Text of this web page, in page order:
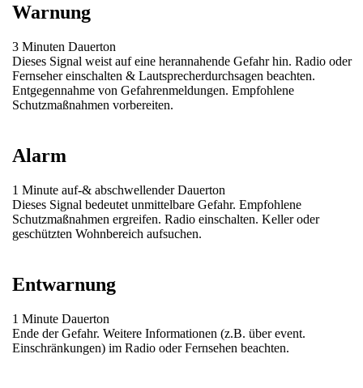
Warnung
3 Minuten Dauerton
Dieses Signal weist auf eine herannahende Gefahr hin. Radio oder
Fernseher einschalten & Lautsprecherdurchsagen beachten.
Entgegennahme von Gefahrenmeldungen. Empfohlene
Schutzmaßnahmen vorbereiten.
Alarm
1 Minute auf-& abschwellender Dauerton
Dieses Signal bedeutet unmittelbare Gefahr. Empfohlene
Schutzmaßnahmen ergreifen. Radio einschalten. Keller oder
geschützten Wohnbereich aufsuchen.
Entwarnung
1 Minute Dauerton
Ende der Gefahr. Weitere Informationen (z.B. über event.
Einschränkungen) im Radio oder Fernsehen beachten.